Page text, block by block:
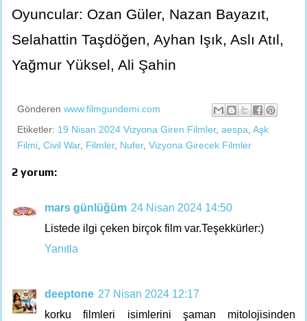
Oyuncular: Ozan Güler, Nazan Bayazıt,
Selahattin Taşdöğen, Ayhan Işık, Aslı Atıl,
Yağmur Yüksel, Ali Şahin
Gönderen www.filmgundemi.com
Etiketler: 19 Nisan 2024 Vizyona Giren Filmler, aespa Aşk
Filmi Civil War, Filmler, Nufer, Vizyona Girecek Filmler
2 yorum:
mars günlüğüm 24 Nisan 2024 14:50
Listede ilgi çeken birçok film var.Teşekkürler:)
Yanıtla
deeptone 27 Nisan 2024 12:17
korku filmleri isimlerini şaman mitolojisinden